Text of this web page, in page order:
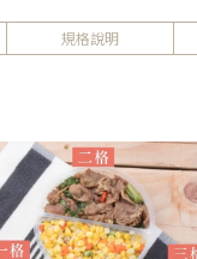
規格說明